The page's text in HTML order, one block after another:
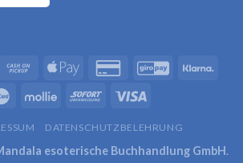
DATENSCHUTZBELEHRUNG
esoterische Buchhandlung GmbH.